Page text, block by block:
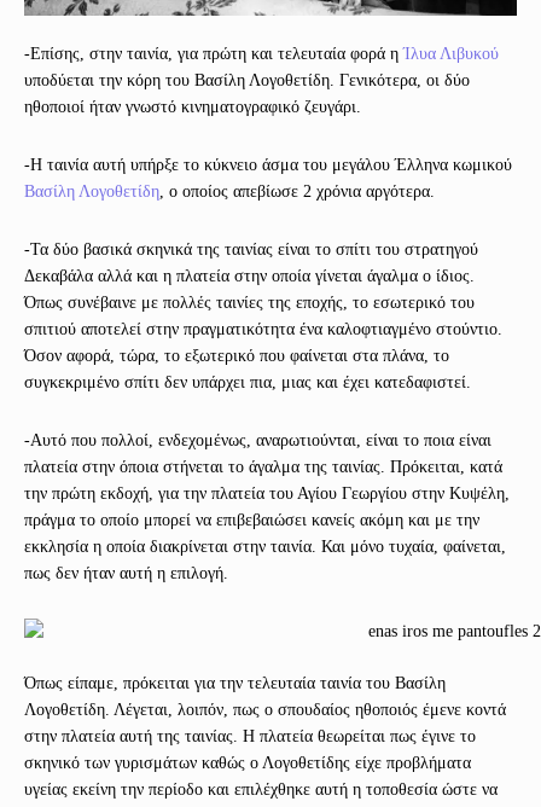
-Επίσης, στην ταινία, για πρώτη και τελευταία φορά ηΊλυα Λιβυκού
υποδύεται την κόρη του Βασίλη Λογοθετίδη. Γενικότερα, οι δύο
ηθοποιοί ήταν γνωστό κινηματογραφικό ζευγάρι.
-Η ταινία αυτή υπήρξε το κύκνειο άσμα του μεγάλου Έλληνα κωμικού
Βασίλη Λογοθετίδη , ο οποίος απεβίωσε 2 χρόνια αργότερα.
-Τα δύο βασικά σκηνικά της ταινίας είναι το σπίτι του στρατηγού
Δεκαβάλα αλλά και η πλατεία στην οποία γίνεται άγαλμα ο ίδιος.
Όπως συνέβαινε με πολλές ταινίες της εποχής, το εσωτερικό του
σπιτιού αποτελεί στην πραγματικότητα ένα καλοφτιαγμένο στούντιο.
Όσον αφορά, τώρα, το εξωτερικό που φαίνεται στα πλάνα, το
συγκεκριμένο σπίτι δεν υπάρχει πια, μιας και έχει κατεδαφιστεί.
-Αυτό που πολλοί, ενδεχομένως, αναρωτιούνται, είναι το ποια είναι
πλατεία στην όποια στήνεται το άγαλμα της ταινίας. Πρόκειται, κατά
την πρώτη εκδοχή, για την πλατεία του Αγίου Γεωργίου στην Κυψέλη,
πράγμα το οποίο μπορεί να επιβεβαιώσει κανείς ακόμη και με την
εκκλησία η οποία διακρίνεται στην ταινία. Και μόνο τυχαία, φαίνεται,
πως δεν ήταν αυτή η επιλογή.
Όπως είπαμε, πρόκειται για την τελευταία ταινία του Βασίλη
Λογοθετίδη. Λέγεται, λοιπόν, πως ο σπουδαίος ηθοποιός έμενε κοντά
στην πλατεία αυτή της ταινίας. Η πλατεία θεωρείται πως έγινε το
σκηνικό των γυρισμάτων καθώς ο Λογοθετίδης είχε προβλήματα
υγείας εκείνη την περίοδο και επιλέχθηκε αυτή η τοποθεσία ώστε να